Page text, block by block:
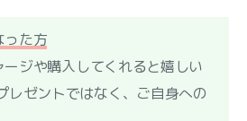
った方
ージや購入してくれると嬉しい
レゼントではなく、ご自身への